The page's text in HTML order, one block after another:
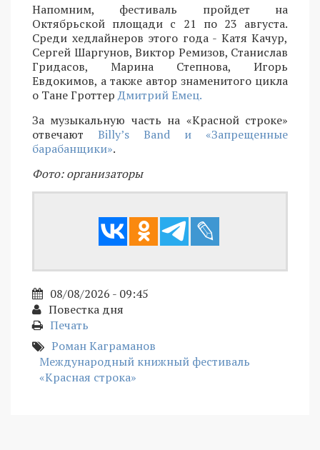
Напомним, фестиваль пройдет на
Октябрьской площади с 21 по 23 августа.
Среди хедлайнеров этого года - Катя Качур,
Сергей Шаргунов, Виктор Ремизов, Станислав
Гридасов, Марина Степнова, Игорь
Евдокимов, а также автор знаменитого цикла
о Тане ГроттерДмитрий Емец.
За музыкальную часть на «Красной строке»
отвечают Billy’s Band и «Запрещенные
барабанщики».
Фото: организаторы
08/08/2026 - 09:45
Повестка дня
Печать
Роман Каграманов
Международный книжный фестиваль
«Красная строка»